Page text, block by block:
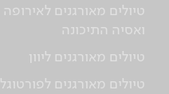
טיולים מאורגנים לאירופה
ואסיה התיכונה
טיולים מאורגנים ליוון
טיולים מאורגנים לפורטוגל